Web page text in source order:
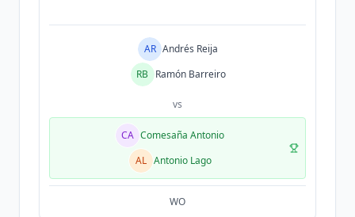
AR Andrés Reija
RB Ramón Barreiro
vs
CA Comesaña Antonio
AL Antonio Lago
WO